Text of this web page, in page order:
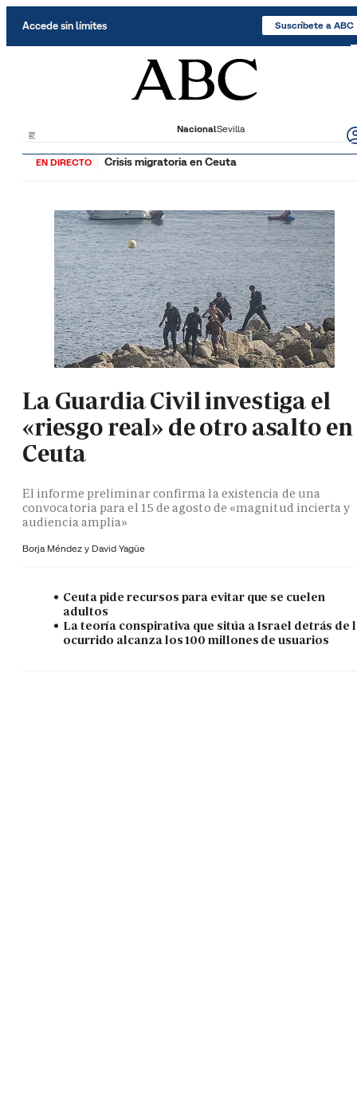
Accede sin límites Suscríbete a ABC
NacionalSevilla
EN DIRECTO Crisis migratoria en Ceuta
La Guardia Civil investiga el
«riesgo real» de otro asalto en
Ceuta
El informe preliminar confirma la existencia de una
convocatoria para el 15 de agosto de «magnitud incierta y
audiencia amplia»
Borja Méndez y David Yagüe
Ceuta pide recursos para evitar que se cuelen
adultos
La teoría conspirativa que sitúa a Israel detrás de
ocurrido alcanza los 100 millones de usuarios